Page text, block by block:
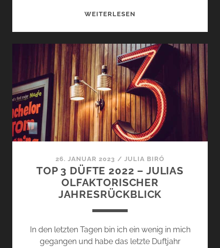
WEITERLESEN
GEWINNSPIEL
–
08.
DEZEMBER
2023
26. JANUAR 2023 / JULIA BIRÓ
TOP 3 DÜFTE 2022 – JULIAS
OLFAKTORISCHER
JAHRESRÜCKBLICK
In den letzten Tagen bin ich ein wenig in mich
gegangen und habe das letzte Duftjahr